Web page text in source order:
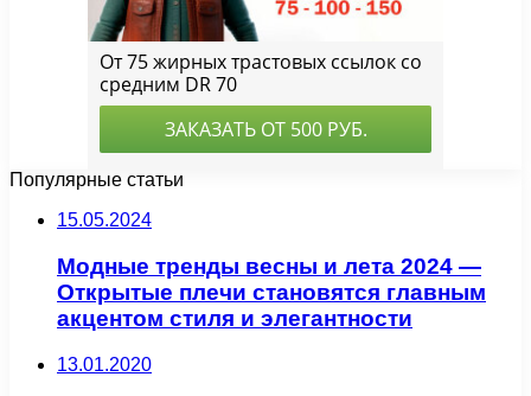
Популярные статьи
15.05.2024
Модные тренды весны и лета 2024 —
Открытые плечи становятся главным
акцентом стиля и элегантности
13.01.2020